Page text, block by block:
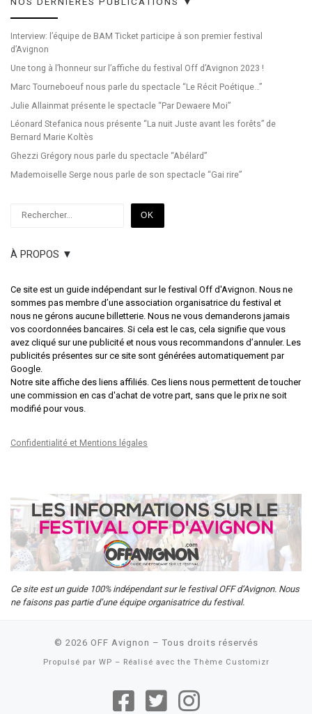
Interview: l’équipe de BAM Ticket participe à son premier festival
d’Avignon
Une tong à l’honneur sur l’affiche du festival Off d’Avignon 2023 !
Marc Tourneboeuf nous parle du spectacle “Le Récit Poétique…”
Julie Allainmat présente le spectacle “Par Dewaere Moi”
Léonard Stefanica nous présente “La nuit Juste avant les forêts” de
Bernard Marie Koltès
Ghezzi Grégory nous parle du spectacle “Abélard”
Mademoiselle Serge nous parle de son spectacle “Gai rire”
OK
À PROPOS ▼
Ce site est un guide indépendant sur le festival Off d'Avignon. Nous ne
sommes pas membre d’une association organisatrice du festival et
nous ne gérons aucune billetterie. Nous ne vous demanderons jamais
vos coordonnées bancaires. Si cela est le cas, cela signifie que vous
avez cliqué sur une publicité et nous vous recommandons d’annuler. Les
publicités présentes sur ce site sont générées automatiquement par
Google.
Notre site affiche des liens affiliés. Ces liens nous permettent de toucher
une commission en cas d'achat de votre part, sans que le prix ne soit
modifié pour vous.
Confidentialité et Mentions légales
Ce site est un guide 100% indépendant sur le festival OFF d’Avignon. Nous
ne faisons pas partie d’une équipe organisatrice du festival.
© 2026 OFF Avignon – Tous droits réservés
Propulsé par WP – Réalisé avec the Thème Customizr